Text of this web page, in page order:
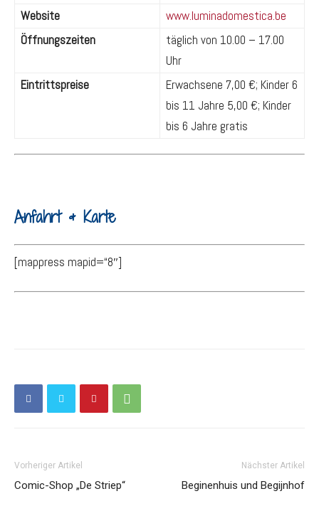
Website
www.luminadomestica.be
Öffnungszeiten
täglich von 10.00 – 17.00
Uhr
Eintrittspreise
Erwachsene 7,00 €; Kinder 6
bis 11 Jahre 5,00 €; Kinder
bis 6 Jahre gratis
Anfahrt & Karte
[mappress mapid=“8″]
Vorheriger Artikel
Comic-Shop „De Striep“
Nächster Artikel
Beginenhuis und Begijnhof